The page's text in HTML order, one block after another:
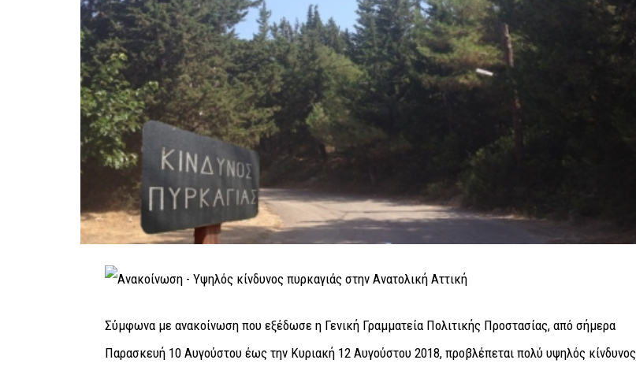
Σύμφωνα με ανακοίνωση που εξέδωσε η Γενική Γραμματεία Πολιτικής Προστασίας, από σήμερα
Παρασκευή 10 Αυγούστου έως την Κυριακή 12 Αυγούστου 2018, προβλέπεται πολύ υψηλός κίνδυνος